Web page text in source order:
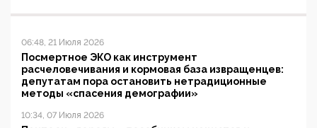
06:48, 21 Июля 2026
Посмертное ЭКО как инструмент
расчеловечивания и кормовая база извращенцев:
депутатам пора остановить нетрадиционные
методы «спасения демографии»
10:34, 07 Июля 2026